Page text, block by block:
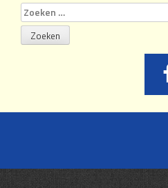
Zoeken
naar: